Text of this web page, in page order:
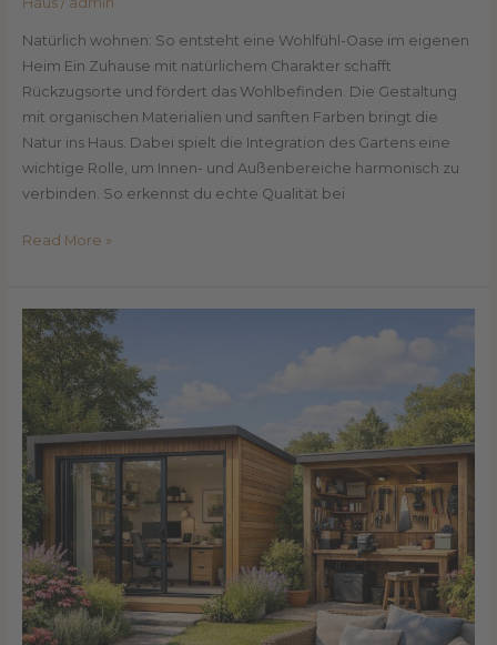
Natürlich wohnen: So entsteht eine Wohlfühl-Oase im eigenen
Heim Ein Zuhause mit natürlichem Charakter schafft
Rückzugsorte und fördert das Wohlbefinden. Die Gestaltung
mit organischen Materialien und sanften Farben bringt die
Natur ins Haus. Dabei spielt die Integration des Gartens eine
wichtige Rolle, um Innen- und Außenbereiche harmonisch zu
verbinden. So erkennst du echte Qualität bei
Read More »
Gartenhaus,
Werkstatt,
Home-
Office:
Smarte
Nutzungsideen
für
dein
Grundstück